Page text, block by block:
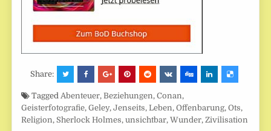
Share:
TaggedAbenteuer,Beziehungen,Conan,
Geisterfotografie,Geley,Jenseits,Leben,Offenbarung,Ots,
Religion, Sherlock Holmes,unsichtbar,Wunder,Zivilisation